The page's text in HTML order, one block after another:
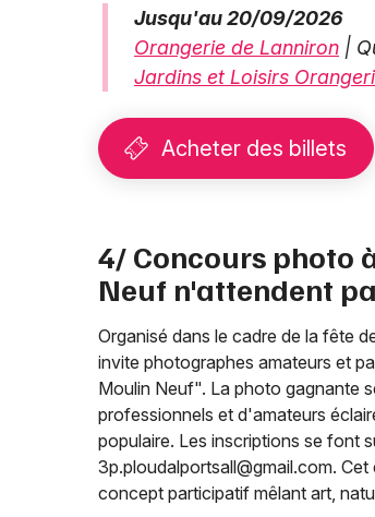
Jusqu'au 20/09/2026
Orangerie de Lanniron |
Jardins et Loisirs
Acheter des billets
4/ Concours photo
Neuf n'attendent
Organisé dans le cadre de la fête
invite photographes amateurs et
Moulin Neuf". La photo gagnante
professionnels et d'amateurs
populaire. Les inscriptions se font
3p.ploudalportsall@gmail.com.
concept participatif mêlant art,